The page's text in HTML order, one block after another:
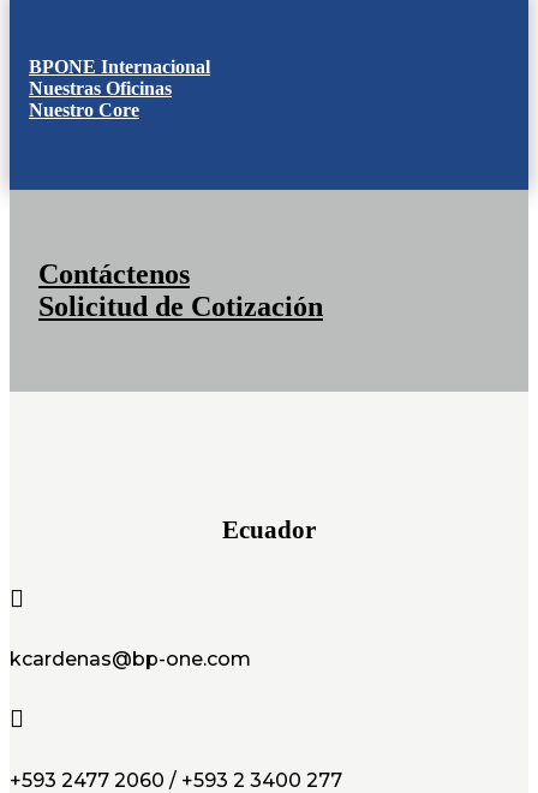
BPONE Internacional
Nuestras Oficinas
Nuestro Core
Contáctenos
Solicitud de Cotización
Ecuador

kcardenas@bp-one.com

+593 2477 2060 / +593 2 3400 277